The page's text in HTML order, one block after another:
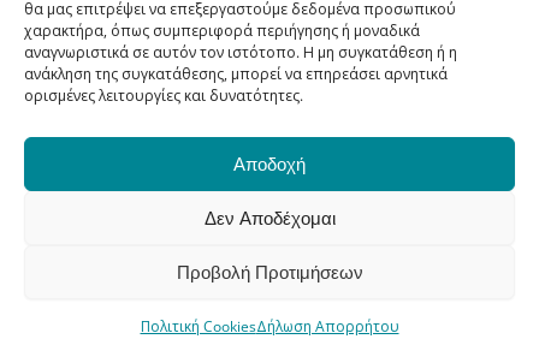
θα μας επιτρέψει να επεξεργαστούμε δεδομένα προσωπικού
χαρακτήρα, όπως συμπεριφορά περιήγησης ή μοναδικά
αναγνωριστικά σε αυτόν τον ιστότοπο. Η μη συγκατάθεση ή η
ανάκληση της συγκατάθεσης, μπορεί να επηρεάσει αρνητικά
ορισμένες λειτουργίες και δυνατότητες.
Αποδοχή
Δεν Αποδέχομαι
Προβολή Προτιμήσεων
Πολιτική CookiesΔήλωση Απορρήτου
λαμβάνετε από το σύστημα
• να προτείνετε νέους τίτλους για τη συλλογή της
Βιβλιοθήκης
• να βαθμολογείτε και να οργανώνετε το υλικό που
σας ενδιαφέρει
© 2026 Δημόσια Κεντρική Βιβλιοθήκη Κιλκίς